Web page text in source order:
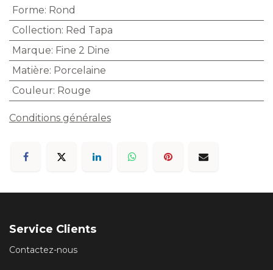
Forme: Rond
Collection: Red Tapa
Marque: Fine 2 Dine
Matière: Porcelaine
Couleur: Rouge
Conditions générales
Service Clients
Contactez-nous